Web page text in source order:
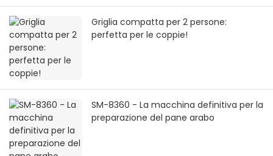
Griglia compatta per 2 persone:
perfetta per le coppie!
SM-8360 - La macchina definitiva per la
preparazione del pane arabo